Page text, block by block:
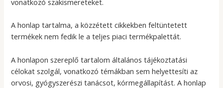
vonatkozó szakismereteket.
A honlap tartalma, a közzétett cikkekben feltüntetett
termékek nem fedik le a teljes piaci termékpalettát.
A honlapon szereplő tartalom általános tájékoztatási
célokat szolgál, vonatkozó témákban sem helyettesíti az
orvosi, gyógyszerészi tanácsot, kórmegállapítást. A honlap